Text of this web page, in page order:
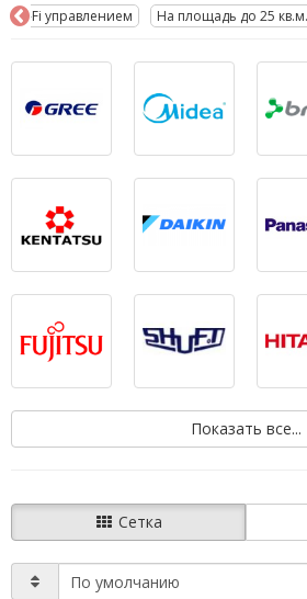
С Wi-Fi управлением На площадь до 25 кв.м.
Показать все...
Сетка